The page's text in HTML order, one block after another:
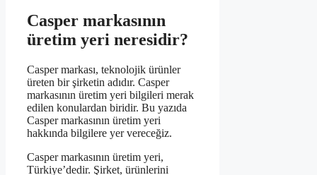
Casper markasının
üretim yeri neresidir?
Casper markası, teknolojik ürünler
üreten bir şirketin adıdır. Casper
markasının üretim yeri bilgileri merak
edilen konulardan biridir. Bu yazıda
Casper markasının üretim yeri
hakkında bilgilere yer vereceğiz.
Casper markasının üretim yeri,
Türkiye’dedir. Şirket, ürünlerini